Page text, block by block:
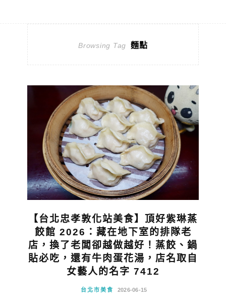
Browsing Tag 麵點
【台北忠孝敦化站美食】頂好紫琳蒸
餃館 2026：藏在地下室的排隊老
店，換了老闆卻越做越好！蒸餃、鍋
貼必吃，還有牛肉蛋花湯，店名取自
女藝人的名字 7412
台北市美食 2026-06-15